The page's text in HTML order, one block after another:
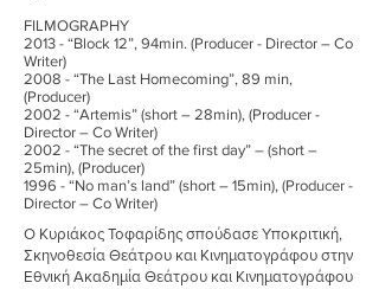
FILMOGRAPHY
2013 - “Block 12”, 94min. (Producer - Director – Co
Writer)
2008 - “The Last Homecoming”, 89 min,
(Producer)
2002 - “Artemis” (short – 28min), (Producer -
Director – Co Writer)
2002 - “The secret of the first day” – (short –
25min), (Producer)
1996 - “No man’s land” (short – 15min), (Producer -
Director – Co Writer)
Ο Κυριάκος Τοφαρίδης σπούδασε Υποκριτική,
Σκηνοθεσία Θεάτρου και Κινηματογράφου στην
Εθνική Ακαδημία Θεάτρου και Κινηματογράφου